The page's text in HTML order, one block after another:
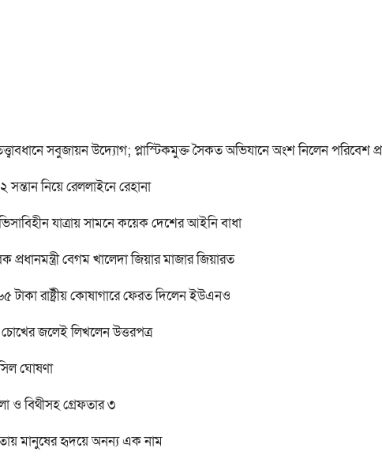
সবুজায়ন উদ্যোগ; প্লাস্টিকমুক্ত সৈকত অভিযানে অংশ নিলেন পরিবেশ
নিয়ে রেললাইনে রেহানা
যাত্রায় সামনে কয়েক দেশের আইনি বাধা
বেগম খালেদা জিয়ার মাজার জিয়ারত
রাষ্ট্রীয় কোষাগারে ফেরত দিলেন ইউএনও
জলেই লিখলেন উত্তরপত্র
ঘোষণা
ও বিথীসহ গ্রেফতার ৩
মানুষের হৃদয়ে অনন্য এক নাম